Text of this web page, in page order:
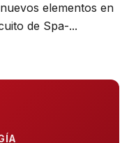
elementos en
de Spa-...